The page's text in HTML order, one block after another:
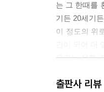
그러니까 이
신화적인 위
자의적이고
는 그 한때를
기든 20세기
이 정도의 위
우리는 온통
출판사 리뷰